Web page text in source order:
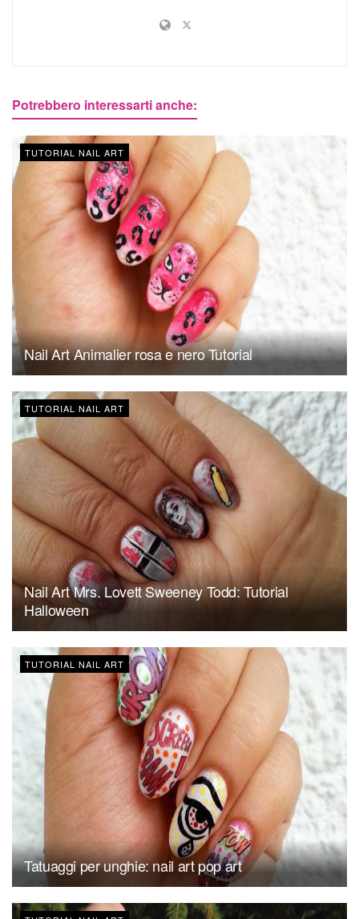
Potrebbero interessarti anche:
TUTORIAL NAIL ART
Nail Art Animalier rosa e nero Tutorial
TUTORIAL NAIL ART
Nail Art Mrs. Lovett Sweeney Todd: Tutorial
Halloween
TUTORIAL NAIL ART
Tatuaggi per unghie: nail art pop art